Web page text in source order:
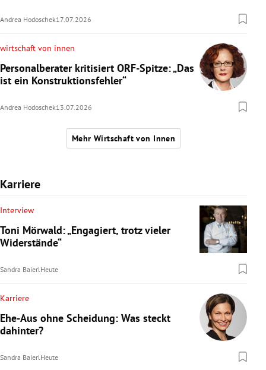
Andrea Hodoschek17.07.2026
wirtschaft von innen
Personalberater kritisiert ORF-Spitze: „Das
ist ein Konstruktionsfehler“
Andrea Hodoschek13.07.2026
Mehr Wirtschaft von Innen
Karriere
Interview
Toni Mörwald: „Engagiert, trotz vieler
Widerstände“
Sandra Baierl Heute
Karriere
Ehe-Aus ohne Scheidung: Was steckt
dahinter?
Sandra Baierl Heute